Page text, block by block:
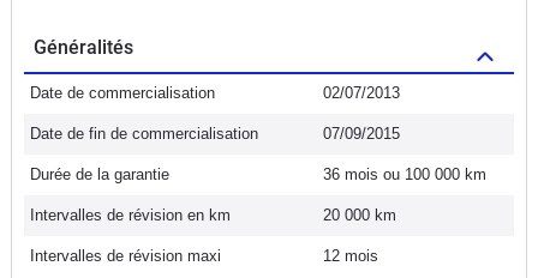
Généralités
Date de commercialisation 02/07/2013
Date de fin de commercialisation 07/09/2015
Durée de la garantie 36 mois ou 100 000 km
Intervalles de révision en km 20 000 km
Intervalles de révision maxi 12 mois